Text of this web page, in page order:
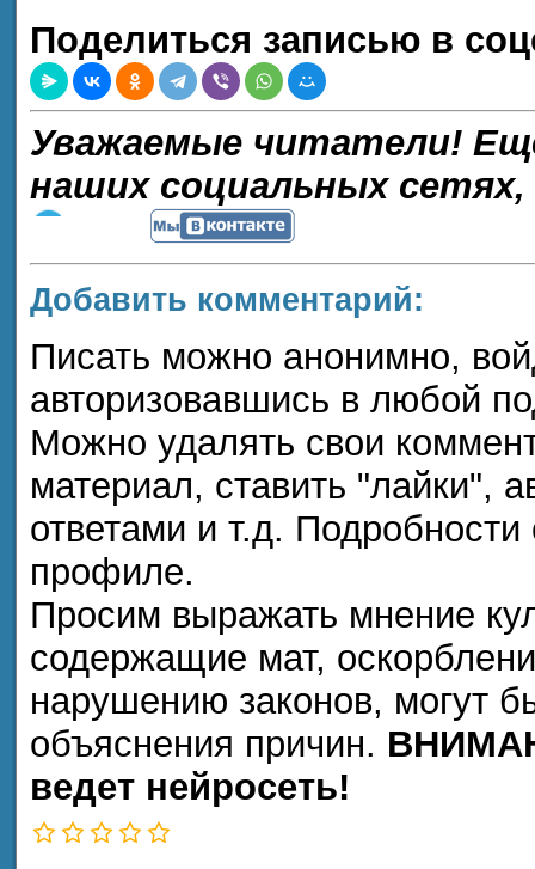
Поделиться записью в
Уважаемые читатели!
наших социальных
Добавить комментарий:
Писать можно анонимно,
авторизовавшись в любой
Можно удалять свои
материал, ставить "лайки",
ответами и т.д.
профиле.
Просим выражать мнение
содержащие мат,
нарушению законов, могут
объяснения причин.
ведет нейросеть!